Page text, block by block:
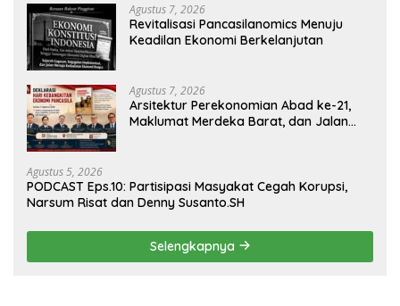
Agustus 7, 2026
Revitalisasi Pancasilanomics Menuju
Keadilan Ekonomi Berkelanjutan
Agustus 7, 2026
Arsitektur Perekonomian Abad ke-21,
Maklumat Merdeka Barat, dan Jalan
Agustus 5, 2026
PODCAST Eps.10: Partisipasi Masyakat Cegah Korupsi,
Narsum Risat dan Denny Susanto.SH
Selengkapnya